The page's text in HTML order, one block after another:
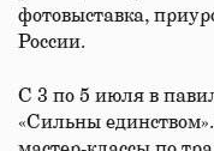
фотовыставка,
России.
С 3 по 5 июля в
«Сильны